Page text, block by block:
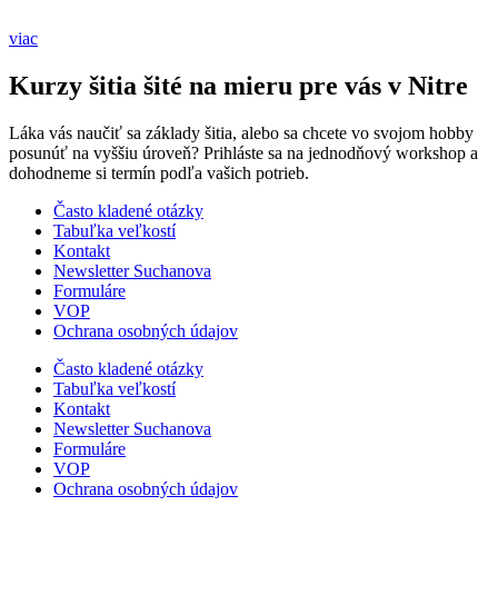
viac
Kurzy šitia šité na mieru pre vás v Nitre
Láka vás naučiť sa základy šitia, alebo sa chcete vo svojom hobby
posunúť na vyššiu úroveň? Prihláste sa na jednodňový workshop a
dohodneme si termín podľa vašich potrieb.
Často kladené otázky
Tabuľka veľkostí
Kontakt
Newsletter Suchanova
Formuláre
VOP
Ochrana osobných údajov
Často kladené otázky
Tabuľka veľkostí
Kontakt
Newsletter Suchanova
Formuláre
VOP
Ochrana osobných údajov